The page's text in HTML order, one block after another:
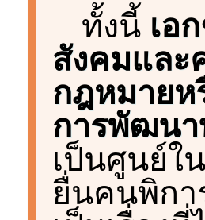
ทั้งนี้ เอ
สังคมและ
กฎหมายห
การพัฒนา
เป็นศูนย์ใ
ยื่นคนพิกา